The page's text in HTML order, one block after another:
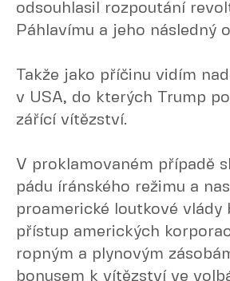
odsouhlasil rozpoutání
Páhlavímu a jeho následný
Takže jako příčinu vidím
v USA, do kterých Trump
zářící vítězství.
V proklamovaném případě
pádu íránského režimu a
proamerické loutkové vlády
přístup amerických
ropným a plynovým
bonusem k vítězství ve